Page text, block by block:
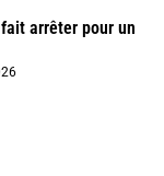
arrêter pour un